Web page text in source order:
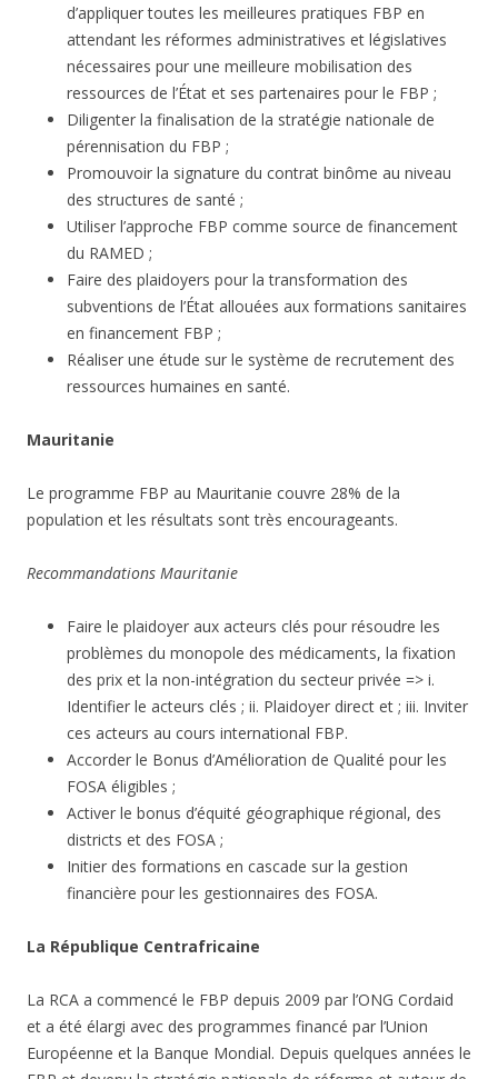
d’appliquer toutes les meilleures pratiques FBP en
attendant les réformes administratives et législatives
nécessaires pour une meilleure mobilisation des
ressources de l’État et ses partenaires pour le FBP ;
Diligenter la finalisation de la stratégie nationale de
pérennisation du FBP ;
Promouvoir la signature du contrat binôme au niveau
des structures de santé ;
Utiliser l’approche FBP comme source de financement
du RAMED ;
Faire des plaidoyers pour la transformation des
subventions de l’État allouées aux formations sanitaires
en financement FBP ;
Réaliser une étude sur le système de recrutement des
ressources humaines en santé.
Mauritanie
Le programme FBP au Mauritanie couvre 28% de la
population et les résultats sont très encourageants.
Recommandations Mauritanie
Faire le plaidoyer aux acteurs clés pour résoudre les
problèmes du monopole des médicaments, la fixation
des prix et la non-intégration du secteur privée => i.
Identifier le acteurs clés ; ii. Plaidoyer direct et ; iii. Inviter
ces acteurs au cours international FBP.
Accorder le Bonus d’Amélioration de Qualité pour les
FOSA éligibles ;
Activer le bonus d’équité géographique régional, des
districts et des FOSA ;
Initier des formations en cascade sur la gestion
financière pour les gestionnaires des FOSA.
La République Centrafricaine
La RCA a commencé le FBP depuis 2009 par l’ONG Cordaid
et a été élargi avec des programmes financé par l’Union
Européenne et la Banque Mondial. Depuis quelques années le